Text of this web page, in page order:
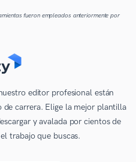
fueron empleados anteriormente por
editor profesional están
carrera. Elige la mejor plantilla
y avalada por cientos de
trabajo que buscas.